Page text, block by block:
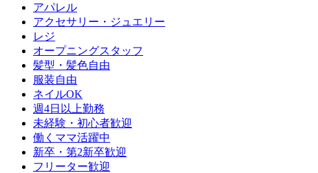
アパレル
アクセサリー・ジュエリー
レジ
オープニングスタッフ
髪型・髪色自由
服装自由
ネイルOK
週4日以上勤務
未経験・初心者歓迎
働くママ活躍中
新卒・第2新卒歓迎
フリーター歓迎